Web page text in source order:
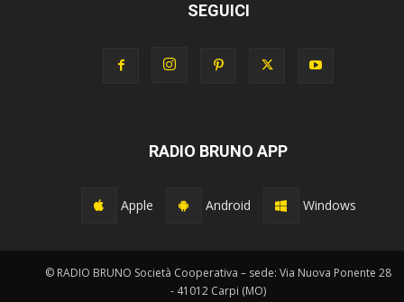
SEGUICI
RADIO BRUNO APP
Apple Android Windows
© RADIO BRUNO Società Cooperativa – sede: Via Nuova Ponente 28
- 41012 Carpi (MO)